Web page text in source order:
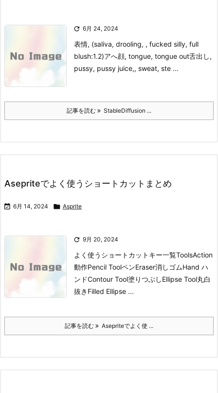
 6月 24, 2024
表情, (saliva, drooling, , fucked silly, full
blush:1.2)アへ顔, tongue, tongue out舌出し,
pussy, pussy juice,, sweat, ste ...
記事を読む StableDiffusion ...
Asepriteでよく使うショートカットまとめ
 6月 14, 2024  Asprite
 9月 20, 2024
よく使うショートカットキー一覧ToolsAction
動作Pencil ToolペンEraser消しゴムHand ハ
ンドContour Tool塗りつぶしEllipse Tool丸白
抜きFilled Ellipse ...
記事を読む Asepriteでよく使 ...